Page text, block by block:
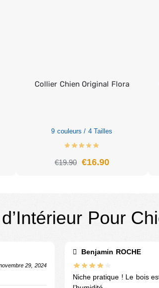
Collier Chien Original Flora
9 couleurs / 4 Tailles
€19.90 €16.90
Pour
29, 2024
Benjamin ROCHE
Niche pratique ! Le bois